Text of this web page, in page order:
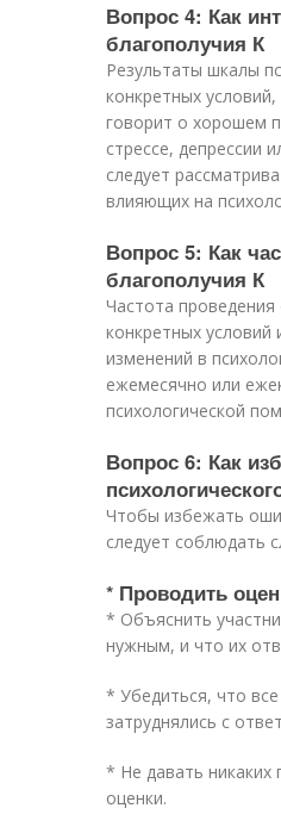
Вопрос 4: Как
благополучия К
Результаты шкалы
конкретных
говорит о хорошем
стрессе, депрессии
следует
влияющих на
Вопрос 5: Как
благополучия К
Частота проведения
конкретных
изменений в
ежемесячно или
психологической
Вопрос 6: Как
Чтобы избежать
следует соблюдать
* Проводить
* Объяснить
нужным, и что их
* Убедиться, что
затруднялись с
* Не давать никаких
оценки.